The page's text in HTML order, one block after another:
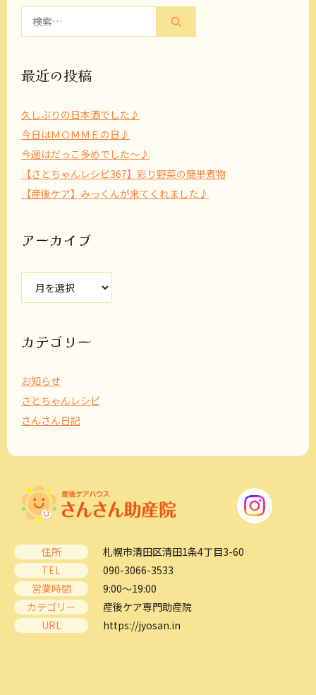
最近の投稿
久しぶりの日本酒でした♪
今日はＭＯＭＭＥの日♪
今週はだっこ多めでした～♪
【さとちゃんレシピ367】彩り野菜の簡単煮物
【産後ケア】みっくんが来てくれました♪
アーカイブ
ブ
カテゴリー
お知らせ
さとちゃんレシピ
さんさん日記
住所
札幌市清田区清田1条4丁目3-60
TEL
090-3066-3533
営業時間
9:00～19:00
カテゴリー
産後ケア専門助産院
URL
https://jyosan.in